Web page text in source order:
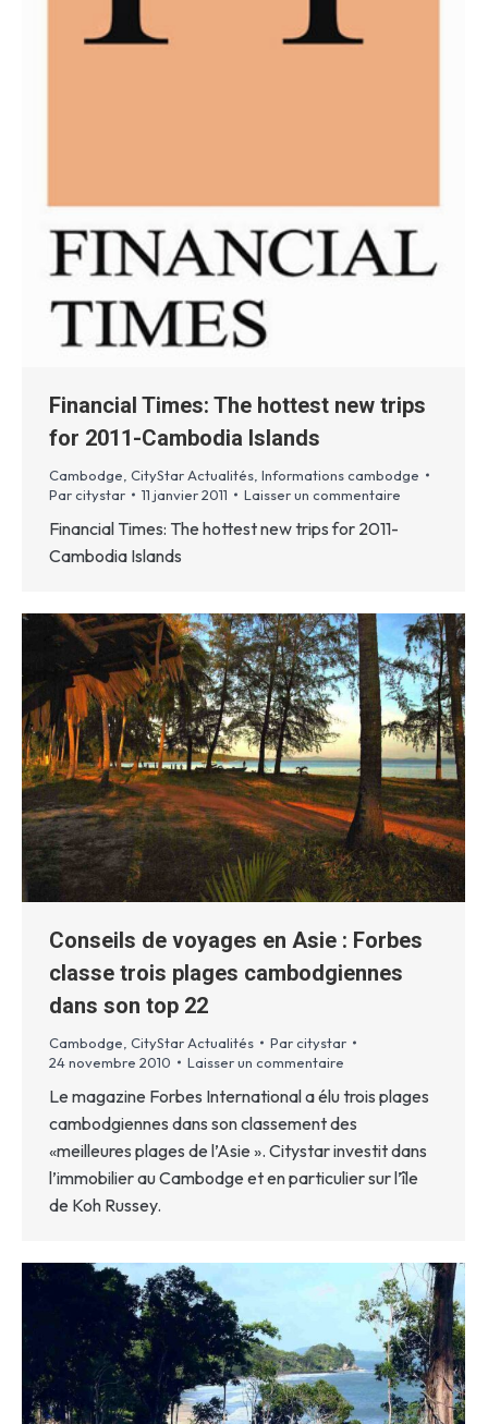
Financial Times: The hottest new trips
for 2011-Cambodia Islands
Cambodge CityStar Actualités Informations cambodge
Par citystar 11 janvier 2011 Laisser un commentaire
Financial Times: The hottest new trips for 2011-
Cambodia Islands
Conseils de voyages en Asie : Forbes
classe trois plages cambodgiennes
dans son top 22
Cambodge CityStar Actualités Par citystar
24 novembre 2010
Laisser un commentaire
Le magazine Forbes International a élu trois plages
cambodgiennes dans son classement des
«meilleures plages de l’Asie ». Citystar investit dans
l’immobilier au Cambodge et en particulier sur l’île
de Koh Russey.